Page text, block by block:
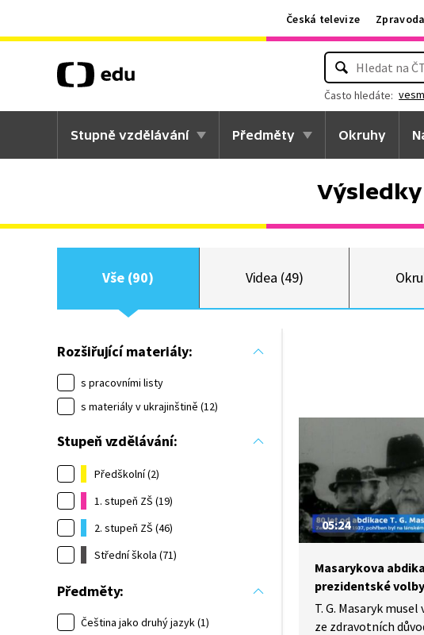
Česká televize
Často hledáte:
Stupně vzdělávání Předměty Okruhy
Vše (90) Videa (49)
Rozšiřující materiály:
s pracovními listy
s materiály v ukrajinštině (12)
Stupeň vzdělávání:
Předškolní (2)
1. stupeň ZŠ (19)
2. stupeň ZŠ (46)
Střední škola (71)
Předměty:
Čeština jako druhý jazyk (1)
05:24
Masarykova
prezidentské volby
T. G. Masaryk musel
ze zdravotních